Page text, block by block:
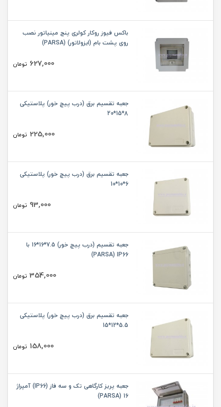
باکس فیوز روکار کولری پنج مینیاتور نصب
روی پشت بام (ایزولاتور) (PARSA)
627,000 تومان
جعبه تقسیم برق (درب پیچ خور) پلاستیکی
8*15*20
225,000 تومان
جعبه تقسیم برق (درب پیچ خور) پلاستیکی
6*10*10
93,000 تومان
جعبه تقسیم (درب پیچ خور) 7.5*16*16 با
PARSA) IP66)
354,000 تومان
جعبه تقسیم برق (درب پیچ خور) پلاستیکی
5.5*12*15
158,000 تومان
جعبه پریز کارگاهی تک و سه فاز (IP66) آمپراژ
16 (PARSA)